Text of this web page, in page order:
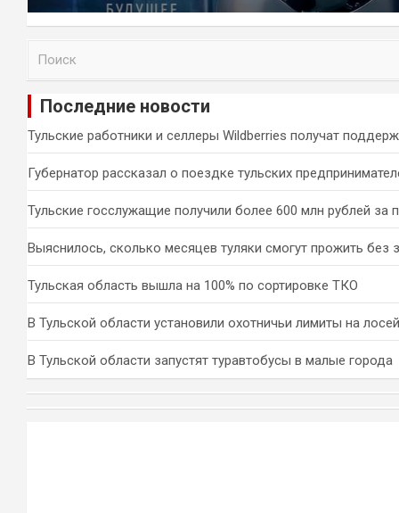
и
Последние новости
Тульские работники и селлеры Wildberries получат
Губернатор рассказал о поездке тульских
Тульские госслужащие получили более 600 млн рублей за
Выяснилось, сколько месяцев туляки смогут прожить без
Тульская область вышла на 100% по сортировке ТКО
В Тульской области установили охотничьи лимиты на
В Тульской области запустят туравтобусы в малые города